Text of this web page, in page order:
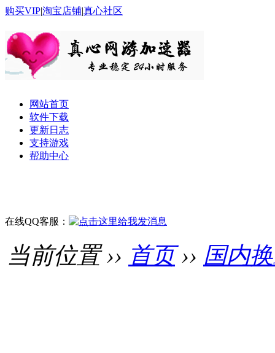
购买VIP|淘宝店铺|真心社区
网站首页
软件下载
更新日志
支持游戏
帮助中心
在线QQ客服：
当前位置 ›› 首页›› 国内